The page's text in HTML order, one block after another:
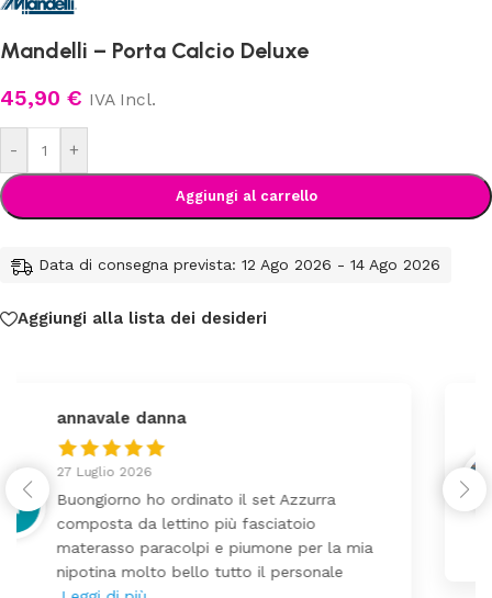
Mandelli – Porta Calcio Deluxe
45,90 € IVA Incl.
- +
Aggiungi al carrello
Data di consegna prevista: 12 Ago 2026 - 14 Ago 2026
Aggiungi alla lista dei desideri
federica
Tutti perfetto! Ho ordinato un lettino che é
arrivato ben imballato dopo pochi giorni.
Prezzo ottimi rispetto la concorrenza